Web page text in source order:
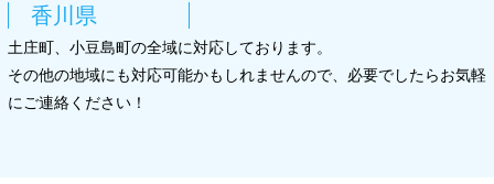
香川県
土庄町、小豆島町の全域に対応しております。
その他の地域にも対応可能かもしれませんので、必要でしたらお気軽
にご連絡ください！